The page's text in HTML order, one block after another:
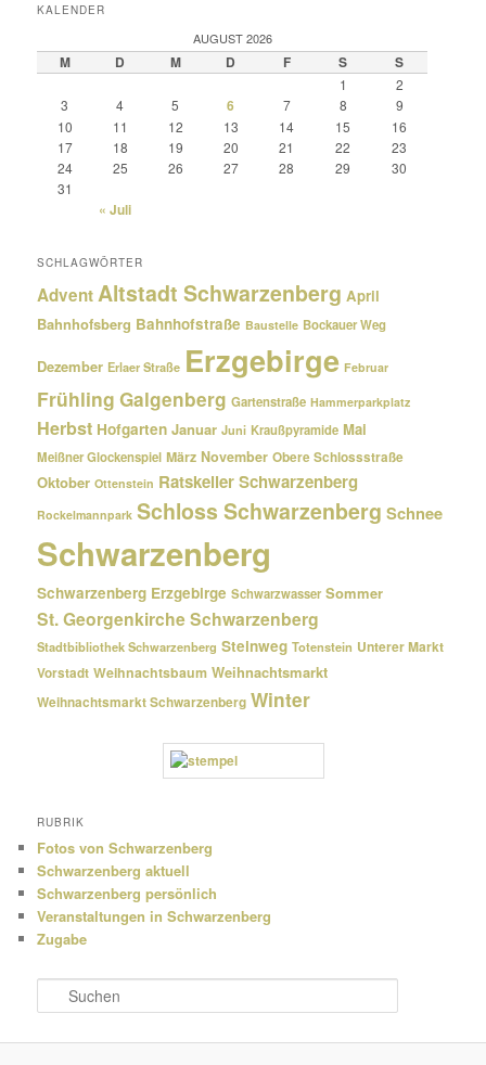
KALENDER
AUGUST 2026
M D M D F S S
1
2
3
4 5 6 7 8
9
10
11 12 13 14 15
16
17
18 19 20 21 22
23
24
25 26 27 28 29
30
31
« Juli
SCHLAGWÖRTER
AdventAltstadt Schwarzenberg April
Bahnhofsberg Bahnhofstraße Baustelle Bockauer Weg
Dezember Erlaer Straße Erzgebirge Februar
Frühling Galgenberg Gartenstraße Hammerparkplatz
Herbst Hofgarten Januar Juni Kraußpyramide Mai
Meißner Glockenspiel März November Obere Schlossstraße
Oktober Ottenstein Ratskeller Schwarzenberg
Rockelmannpark Schloss Schwarzenberg Schnee
Schwarzenberg
Schwarzenberg Erzgebirge Schwarzwasser Sommer
St. Georgenkirche Schwarzenberg
Stadtbibliothek Schwarzenberg Steinweg Totenstein Unterer Markt
Vorstadt Weihnachtsbaum Weihnachtsmarkt
Weihnachtsmarkt Schwarzenberg Winter
RUBRIK
Fotos von Schwarzenberg
Schwarzenberg aktuell
Schwarzenberg persönlich
Veranstaltungen in Schwarzenberg
Zugabe
u